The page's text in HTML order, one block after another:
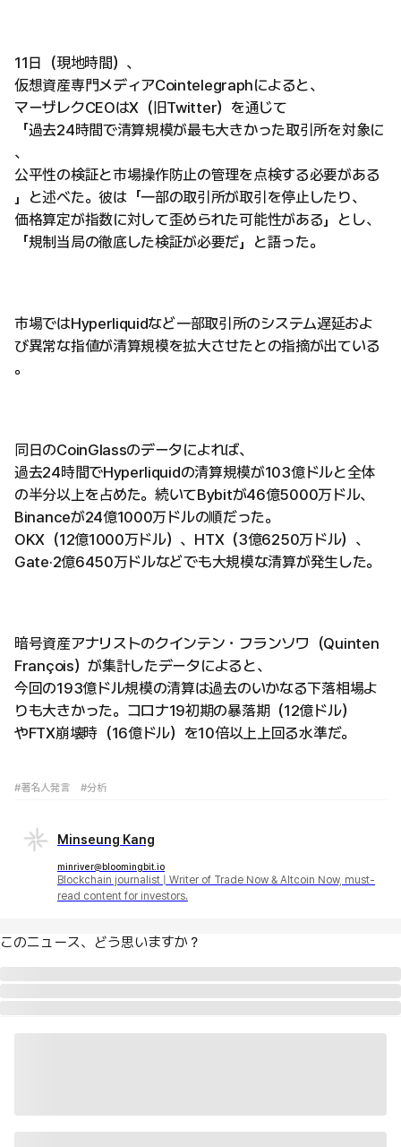
11日（現地時間）、
仮想資産専門メディアCointelegraphによると、
マーザレクCEOはX（旧Twitter）を通じて
「過去24時間で清算規模が最も大きかった取引所を対象に
、
公平性の検証と市場操作防止の管理を点検する必要がある
」と述べた。彼は「一部の取引所が取引を停止したり、
価格算定が指数に対して歪められた可能性がある」とし、
「規制当局の徹底した検証が必要だ」と語った。
市場ではHyperliquidなど一部取引所のシステム遅延およ
び異常な指値が清算規模を拡大させたとの指摘が出ている
。
同日のCoinGlassのデータによれば、
過去24時間でHyperliquidの清算規模が103億ドルと全体
の半分以上を占めた。続いてBybitが46億5000万ドル、
Binanceが24億1000万ドルの順だった。
OKX（12億1000万ドル）、HTX（3億6250万ドル）、
Gate·2億6450万ドルなどでも大規模な清算が発生した。
暗号資産アナリストのクインテン・フランソワ（Quinten
François）が集計したデータによると、
今回の193億ドル規模の清算は過去のいかなる下落相場よ
りも大きかった。コロナ19初期の暴落期（12億ドル）
やFTX崩壊時（16億ドル）を10倍以上上回る水準だ。
#著名人発言 #分析
Minseung Kang
minriver@bloomingbit.io
Blockchain journalist | Writer of Trade Now & Altcoin Now, must-
read content for investors.
このニュース、どう思いますか？